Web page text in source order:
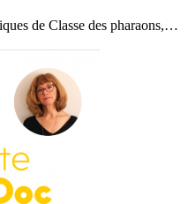
de Classe des pharaons,…